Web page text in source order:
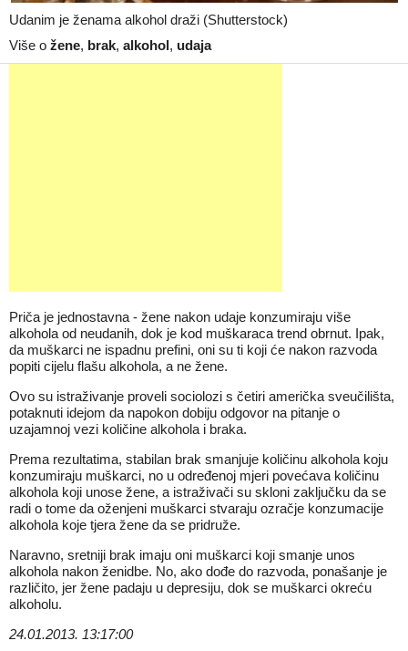
Udanim je ženama alkohol draži (Shutterstock)
Više o žene, brak, alkohol, udaja
Priča je jednostavna - žene nakon udaje konzumiraju više
alkohola od neudanih, dok je kod muškaraca trend obrnut. Ipak,
da muškarci ne ispadnu prefini, oni su ti koji će nakon razvoda
popiti cijelu flašu alkohola, a ne žene.
Ovo su istraživanje proveli sociolozi s četiri američka sveučilišta,
potaknuti idejom da napokon dobiju odgovor na pitanje o
uzajamnoj vezi količine alkohola i braka.
Prema rezultatima, stabilan brak smanjuje količinu alkohola koju
konzumiraju muškarci, no u određenoj mjeri povećava količinu
alkohola koji unose žene, a istraživači su skloni zaključku da se
radi o tome da oženjeni muškarci stvaraju ozračje konzumacije
alkohola koje tjera žene da se pridruže.
Naravno, sretniji brak imaju oni muškarci koji smanje unos
alkohola nakon ženidbe. No, ako dođe do razvoda, ponašanje je
različito, jer žene padaju u depresiju, dok se muškarci okreću
alkoholu.
24.01.2013. 13:17:00